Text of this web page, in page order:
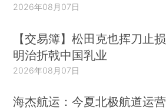
2026年08月07日
【交易簿】松田克也挥刀止损
明治折戟中国乳业
2026年08月07日
海杰航运：今夏北极航道运营